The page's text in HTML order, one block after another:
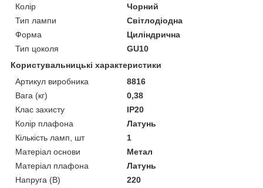
Колір
Чорний
Тип лампи
Світлодіодна
Форма
Циліндрична
Тип цоколя
GU10
Користувальницькі характеристики
Артикул виробника
8816
Вага (кг)
0,38
Клас захисту
IP20
Колір плафона
Латунь
Кількість ламп, шт
1
Матеріал основи
Метал
Матеріал плафона
Латунь
Напруга (В)
220